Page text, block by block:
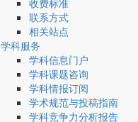
收费标准
联系方式
相关站点
学科服务
学科信息门户
学科课题咨询
学科情报订阅
学术规范与投稿指南
学科竞争力分析报告